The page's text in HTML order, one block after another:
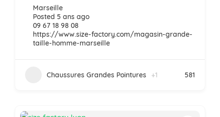
Marseille
Posted 5 ans ago
09 67 18 98 08
https://www.size-factory.com/magasin-grande-
taille-homme-marseille
Chaussures Grandes Pointures +1 581